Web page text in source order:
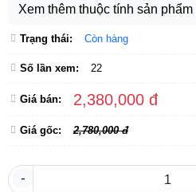
Xem thêm thuộc tính sản phẩm
Trạng thái: Còn hàng
Số lần xem: 22
Giá bán: 2,380,000 đ
Giá gốc: 2,780,000 đ
-